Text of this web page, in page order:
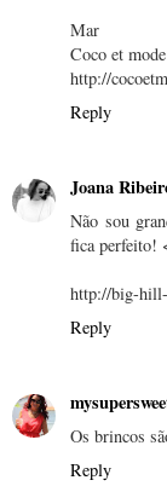
Mar
Coco et mode
http://
Reply
Joana
Não sou
fica perfeito!
http://big-
Reply
Os brincos
Reply